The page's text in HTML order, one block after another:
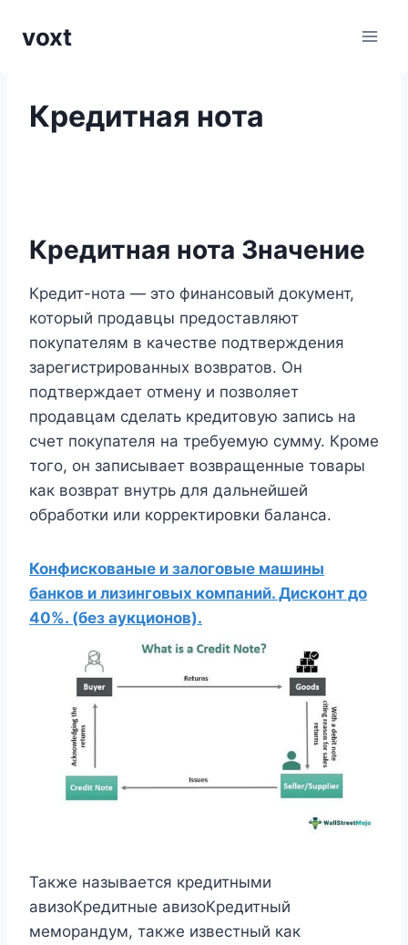
voxt
Кредитная нота
Кредитная нота Значение
Кредит-нота — это финансовый документ,
который продавцы предоставляют
покупателям в качестве подтверждения
зарегистрированных возвратов. Он
подтверждает отмену и позволяет
продавцам сделать кредитовую запись на
счет покупателя на требуемую сумму. Кроме
того, он записывает возвращенные товары
как возврат внутрь для дальнейшей
обработки или корректировки баланса.
Конфискованые и залоговые машины
банков и лизинговых компаний. Дисконт до
40%. (без аукционов).
Также называется кредитными
авизоКредитные авизоКредитный
меморандум, также известный как